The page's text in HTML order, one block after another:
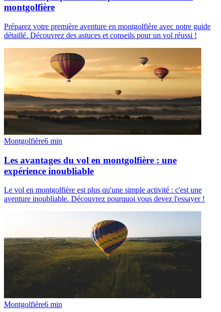
montgolfière
Préparez votre première aventure en montgolfière avec notre guide
détaillé. Découvrez des astuces et conseils pour un vol réussi !
Montgolfière6 min
Les avantages du vol en montgolfière : une
expérience inoubliable
Le vol en montgolfière est plus qu'une simple activité : c'est une
aventure inoubliable. Découvrez pourquoi vous devez l'essayer !
Montgolfière6 min